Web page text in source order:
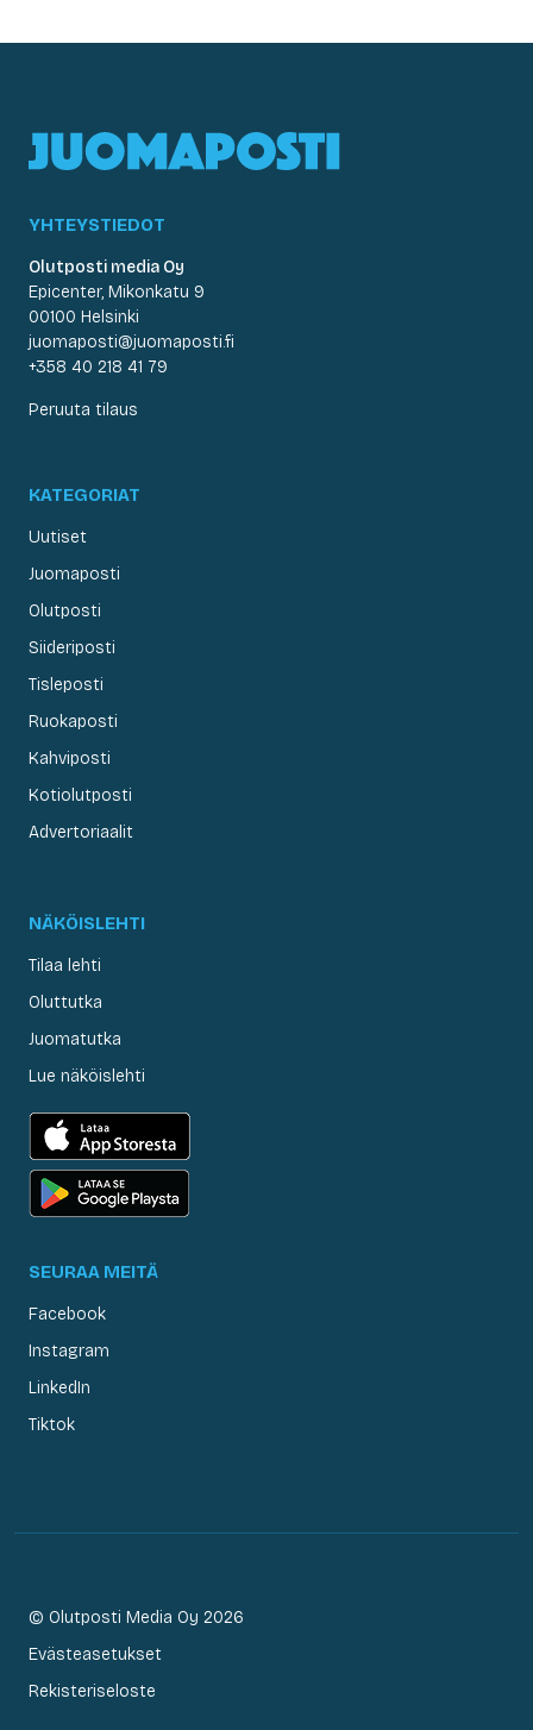
YHTEYSTIEDOT
Olutposti media Oy
Epicenter, Mikonkatu 9
00100 Helsinki
juomaposti@juomaposti.fi
+358 40 218 41 79
Peruuta tilaus
KATEGORIAT
Uutiset
Juomaposti
Olutposti
Siideriposti
Tisleposti
Ruokaposti
Kahviposti
Kotiolutposti
Advertoriaalit
NÄKÖISLEHTI
Tilaa lehti
Oluttutka
Juomatutka
Lue näköislehti
SEURAA MEITÄ
Facebook
Instagram
LinkedIn
Tiktok
© Olutposti Media Oy 2026
Evästeasetukset
Rekisteriseloste